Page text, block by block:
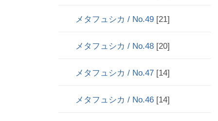
メタフュシカ / No.49 [21]
メタフュシカ / No.48 [20]
メタフュシカ / No.47 [14]
メタフュシカ / No.46 [14]